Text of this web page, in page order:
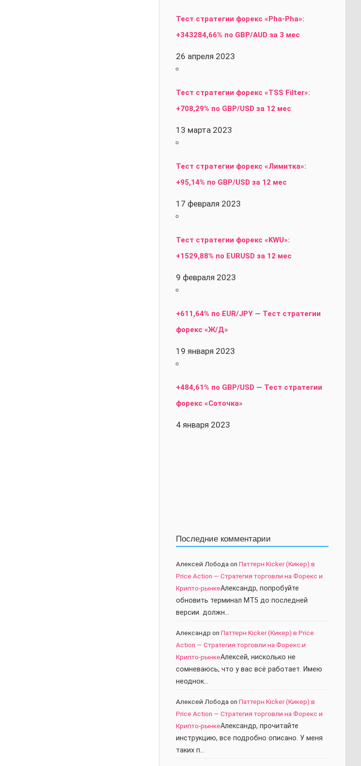
Тест стратегии форекс «Pha-Pha»:
+343284,66% по GBP/AUD за 3 мес
26 апреля 2023
Тест стратегии форекс «TSS Filter»:
+708,29% по GBP/USD за 12 мес
13 марта 2023
Тест стратегии форекс «Лимитка»:
+95,14% по GBP/USD за 12 мес
17 февраля 2023
Тест стратегии форекс «KWU»:
+1529,88% по EURUSD за 12 мес
9 февраля 2023
+611,64% по EUR/JPY — Тест стратегии
форекс «Ж/Д»
19 января 2023
+484,61% по GBP/USD — Тест стратегии
форекс «Соточка»
4 января 2023
Последние комментарии
Алексей Лободаon Паттерн Kicker (Кикер) в
Price Action — Стратегия торговли на Форекс и
Крипто-рынкеАлександр, попробуйте
обновить терминал МТ5 до последней
версии. должн…
Александр on Паттерн Kicker (Кикер) в Price
Action — Стратегия торговли на Форекс и
Крипто-рынкеАлексей, нисколько не
сомневаюсь, что у вас всё работает. Имею
неоднок…
Алексей Лободаon Паттерн Kicker (Кикер) в
Price Action — Стратегия торговли на Форекс и
Крипто-рынкеАлександр, прочитайте
инструкцию, все подробно описано. У меня
таких п…